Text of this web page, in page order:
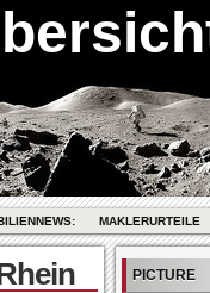
MAKLERURTEILE
PICTURE